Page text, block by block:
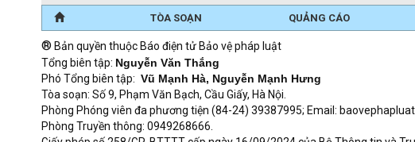
TÒA SOẠN QUẢNG CÁO
® Bản quyền thuộc Báo điện tử Bảo vệ pháp luật
Tổng biên tập: Nguyễn Văn Thắng
Phó Tổng biên tập: Vũ Mạnh Hà, Nguyễn Mạnh Hưng
Tòa soạn: Số 9, Phạm Văn Bạch, Cầu Giấy, Hà Nội.
Phòng Phóng viên đa phương tiện (84-24) 39387995; Email:
Phòng Truyền thông: 0949268666.